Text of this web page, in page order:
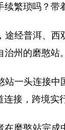
续繁琐吗？带
途经普洱、
治州的磨憨站
站一头连接
接，跨境实
在磨憨站完成